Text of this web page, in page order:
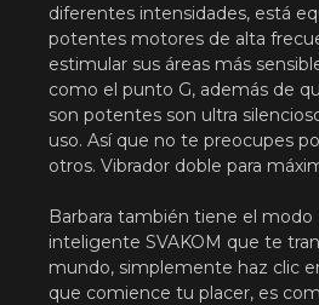
diferentes intensidades, está
potentes motores de alta
estimular sus áreas más
como el punto G, además de
son potentes son ultra
uso. Así que no te preocupes
otros. Vibrador doble para
Barbara también tiene el modo
inteligente SVAKOM que te
mundo, simplemente haz clic
que comience tu placer, es